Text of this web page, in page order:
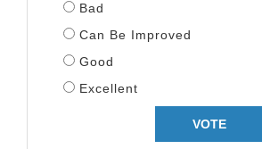
Bad
Can Be Improved
Good
Excellent